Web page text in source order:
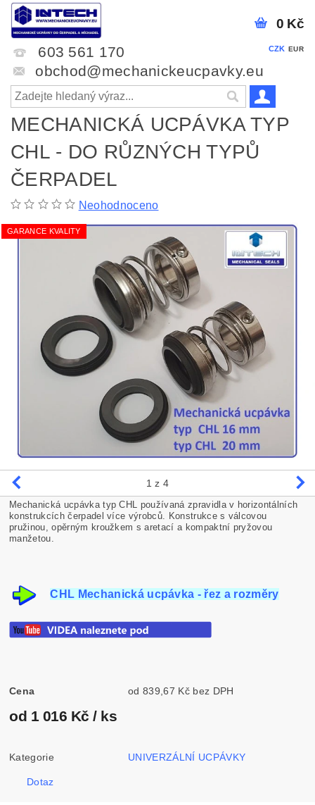
603 561 170
obchod@mechanickeucpavky.eu
CZK EUR
0 Kč
MECHANICKÁ UCPÁVKA TYP
CHL - DO RŮZNÝCH TYPŮ
ČERPADEL
Neohodnoceno
GARANCE KVALITY
1 z 4
Mechanická ucpávka typ CHL používaná zpravidla v horizontálních
konstrukcích čerpadel více výrobců. Konstrukce s válcovou
pružinou, opěrným kroužkem s aretací a kompaktní pryžovou
manžetou.
CHL Mechanická ucpávka - řez a rozměry
Cena od 839,67 Kč bez DPH
od 1 016 Kč/ ks
Kategorie UNIVERZÁLNÍ UCPÁVKY
Dotaz